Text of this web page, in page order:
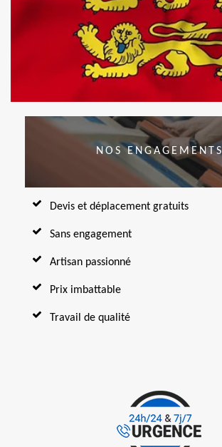
NOS ENGAGEMENTS
Devis et déplacement gratuits
Sans engagement
Artisan passionné
Prix imbattable
Travail de qualité